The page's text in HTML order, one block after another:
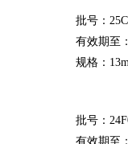
批号：
有效期至
规格：
批号：
有效期至